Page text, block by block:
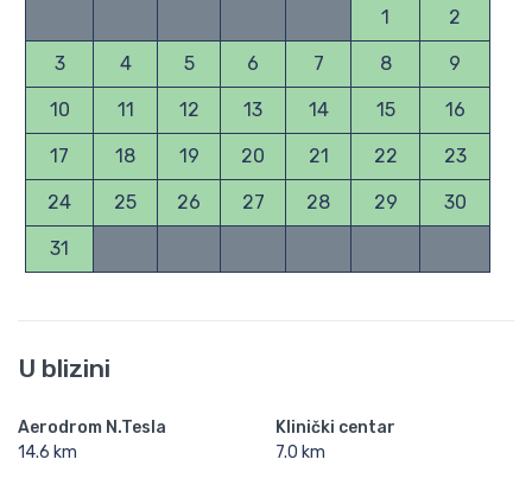
1 2
3 4 5 6 7 8 9
10 11 12 13 14 15 16
17 18 19 20 21 22 23
24 25 26 27 28 29 30
31
U blizini
Aerodrom N.Tesla
14.6 km
Klinički centar
7.0 km